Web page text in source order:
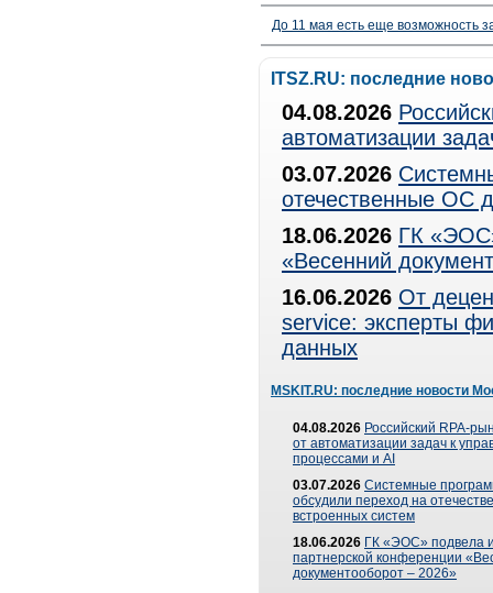
До 11 мая есть еще возможность
ITSZ.RU: последние
04.08.2026
автоматизации
03.07.2026
отечественные ОС
18.06.2026 ГК
«Весенний
16.06.2026 От
service: эксперты
данных
MSKIT.RU: последние новости
04.08.2026 Российский RPA-
от автоматизации задач к
процессами и AI
03.07.2026 Системные
обсудили переход на
встроенных систем
18.06.2026 ГК «ЭОС» подвела
партнерской конференции
документооборот – 2026»